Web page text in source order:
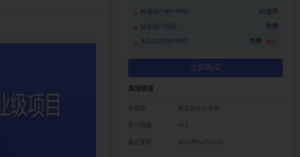
普通用户用户特权： 45金币
会员用户特权： 免费
永久会员用户特权： 免费 推荐
立即购买
其他信息
有效期 购买后永久有效
累计销量 473
最近更新 2026年03月13日